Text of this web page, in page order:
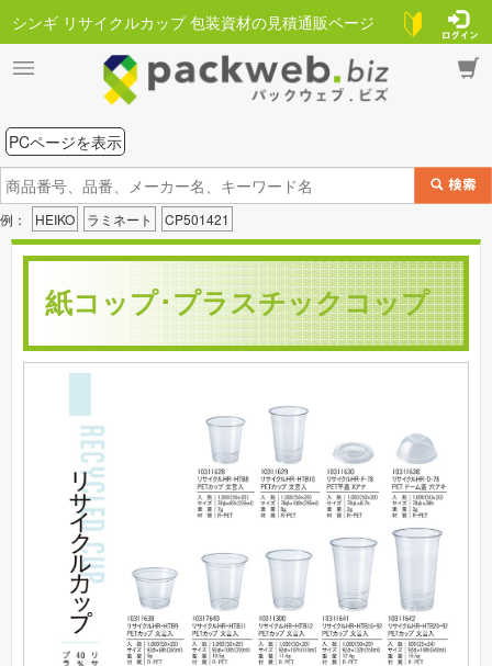
シンギ リサイクルカップ 包装資材の見積通販ページ
PCページを表示
例： HEIKO ラミネート CP501421
紙コップ･プラスチックコップ